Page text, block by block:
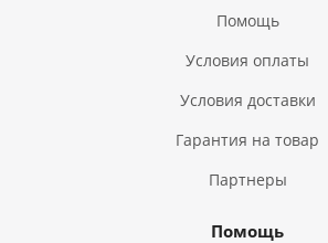
Помощь
Условия оплаты
Условия доставки
Гарантия на товар
Партнеры
Помощь